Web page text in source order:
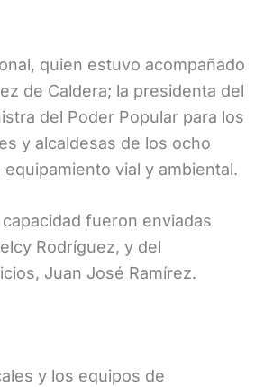
quien estuvo acompañado
de Caldera; la presidenta del
del Poder Popular para los
y alcaldesas de los ocho
vial y ambiental.
fueron enviadas
Rodríguez, y del
Juan José Ramírez.
y los equipos de